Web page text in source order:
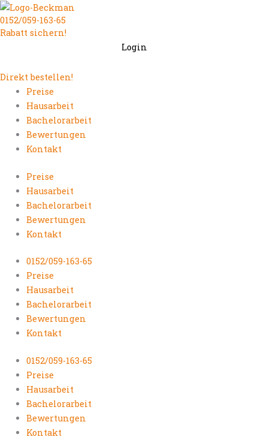
Zum
Inhalt
springen
0152/059-163-65
Rabatt sichern!
Login
Direkt bestellen!
Preise
Hausarbeit
Bachelorarbeit
Bewertungen
Kontakt
Preise
Hausarbeit
Bachelorarbeit
Bewertungen
Kontakt
0152/059-163-65
Preise
Hausarbeit
Bachelorarbeit
Bewertungen
Kontakt
0152/059-163-65
Preise
Hausarbeit
Bachelorarbeit
Bewertungen
Kontakt